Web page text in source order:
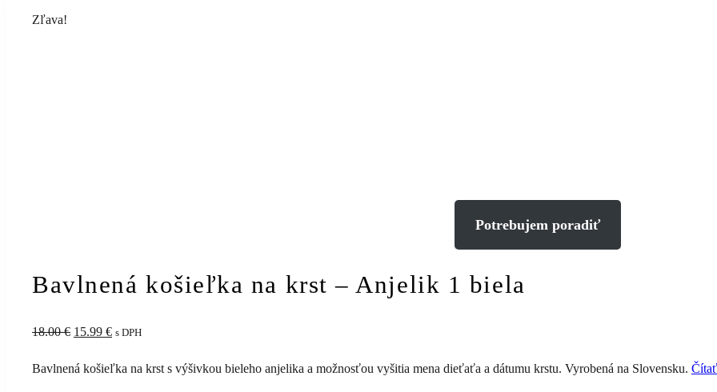
Zľava!
Potrebujem poradiť
Bavlnená košieľka na krst – Anjelik 1 biela
18.00€ Pôvodná
15.99 €Aktuálna
s DPH
Bavlnená košieľka na krst s výšivkou bieleho anjelika a možnosťou vyšitia mena dieťaťa a dátumu krstu. Vyrobená na Slovensku.